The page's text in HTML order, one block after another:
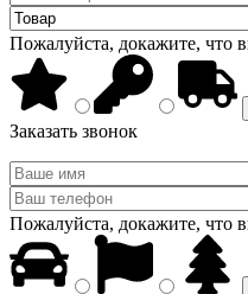
Пожалуйста, докажите, что
Заказать звонок
Пожалуйста, докажите, что